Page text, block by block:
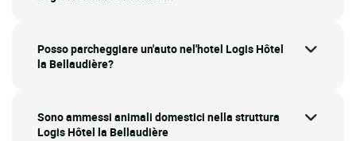
Posso parcheggiare un'auto nel'hotel Logis Hôtel
la Bellaudière?
Sono ammessi animali domestici nella struttura
Logis Hôtel la Bellaudière